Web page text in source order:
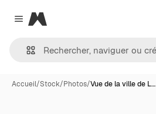
Close menu
Magnific
Accueil/Stock/Photos/Vue de la ville de L…